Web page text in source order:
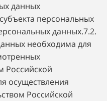
данных
персональных
данных.7.2.
необходима для
Российской
осуществления
Российской